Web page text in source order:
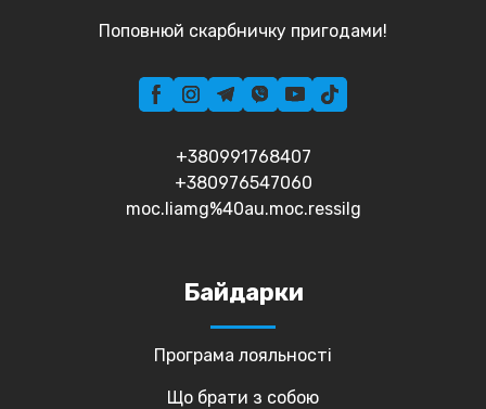
Поповнюй скарбничку пригодами!
+380991768407
+380976547060
moc.liamg%40au.moc.ressilg
Байдарки
Програма лояльності
Що брати з собою